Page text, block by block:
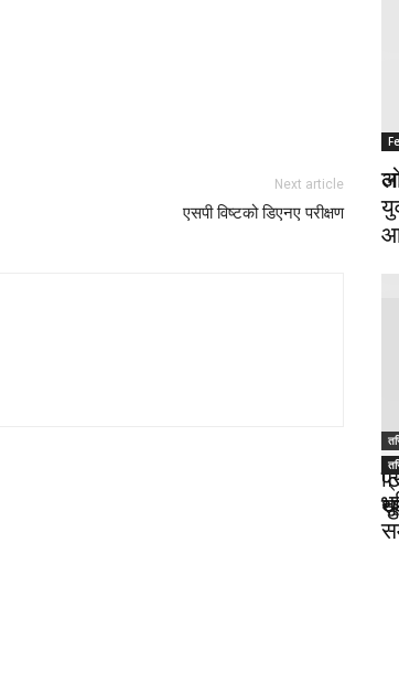
Next article
एसपी विष्टको डिएनए परीक्षण